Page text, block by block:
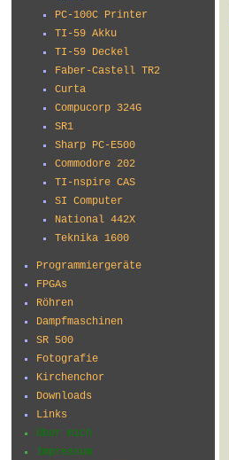
PC-100C Printer
TI-59 Akku
TI-59 Deckel
Faber-Castell TR2
Curta
Compucorp 324G
SR1
Sharp PC-E500
Commodore 202
TI-nspire CAS
SI Computer
National 442X
Teknika 1600
Programmiergeräte
FPGAs
Röhren
Dampfmaschinen
SR 500
Fotografie
Kirchenchor
Downloads
Links
Über mich
Impressum